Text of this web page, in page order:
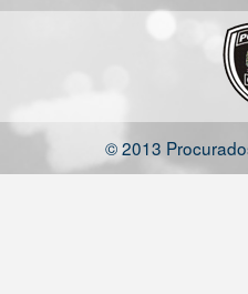
© 2013